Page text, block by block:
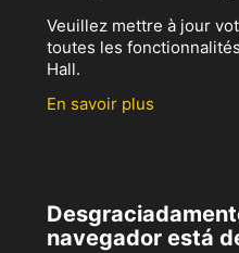
Veuillez mettre à jour
toutes les
Hall.
En savoir plus
navegador está